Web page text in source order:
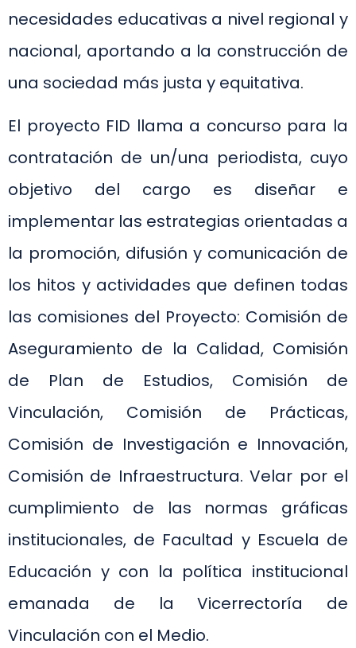
necesidades educativas a nivel regional y
nacional, aportando a la construcción de
una sociedad más justa y equitativa.
El proyecto FID llama a concurso para la
contratación de un/una periodista, cuyo
objetivo del cargo es diseñar e
implementar las estrategias orientadas a
la promoción, difusión y comunicación de
los hitos y actividades que definen todas
las comisiones del Proyecto: Comisión de
Aseguramiento de la Calidad, Comisión
de Plan de Estudios, Comisión de
Vinculación, Comisión de Prácticas,
Comisión de Investigación e Innovación,
Comisión de Infraestructura. Velar por el
cumplimiento de las normas gráficas
institucionales, de Facultad y Escuela de
Educación y con la política institucional
emanada de la Vicerrectoría de
Vinculación con el Medio.